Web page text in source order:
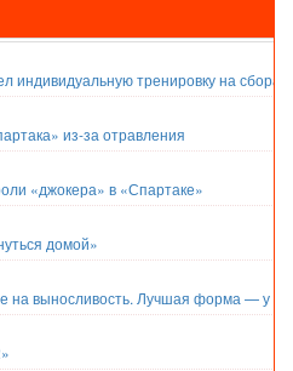
индивидуальную тренировку на
из-за отравления
«джокера» в «Спартаке»
домой»
на выносливость. Лучшая форма — у